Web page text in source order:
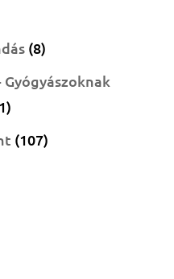
88
termék
1
termék
107107